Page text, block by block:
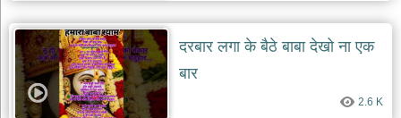
दयाल
भजन
bawa
dayal
bhajans
शनि
दरबार लगा के बैठे बाबा देखो ना एक
बार
2.6 K